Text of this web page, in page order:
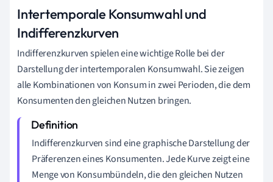
Intertemporale Konsumwahl und
Indifferenzkurven
Indifferenzkurven spielen eine wichtige Rolle bei der
Darstellung der intertemporalen Konsumwahl. Sie zeigen
alle Kombinationen von Konsum in zwei Perioden, die dem
Konsumenten den gleichen Nutzen bringen.
Indifferenzkurven sind eine graphische Darstellung der
Präferenzen eines Konsumenten. Jede Kurve zeigt eine
Menge von Konsumbündeln, die den gleichen Nutzen